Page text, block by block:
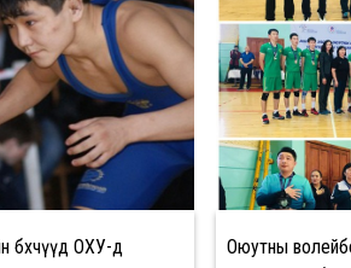
бөхчүүд ОХУ-д
Оюутны